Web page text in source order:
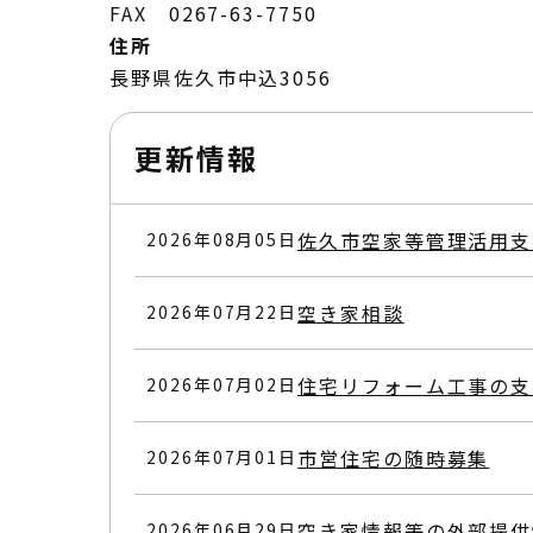
FAX 0267-63-7750
住所
長野県佐久市中込3056
更新情報
2026年08月05日佐久市空家等管理活用
2026年07月22日 空き家相談
2026年07月02日住宅リフォーム工事の
2026年07月01日 市営住宅の随時募集